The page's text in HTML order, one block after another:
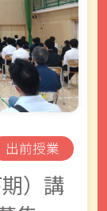
出前授業
）講